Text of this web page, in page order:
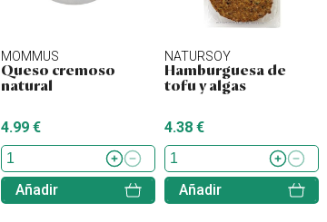
MOMMUS
Queso cremoso
natural
4.99 €
Añadir
NATURSOY
Hamburguesa de
tofu y algas
4.38 €
Añadir